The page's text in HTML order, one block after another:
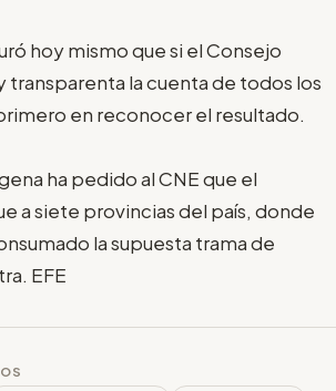
hoy mismo que si el Consejo
transparenta la cuenta de todos los
en reconocer el resultado.
ha pedido al CNE que el
a siete provincias del país, donde
la supuesta trama de
EFE